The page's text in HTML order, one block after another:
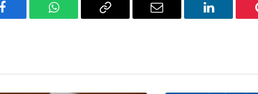
Facebook WhatsAppCopy
Email LinkedIn